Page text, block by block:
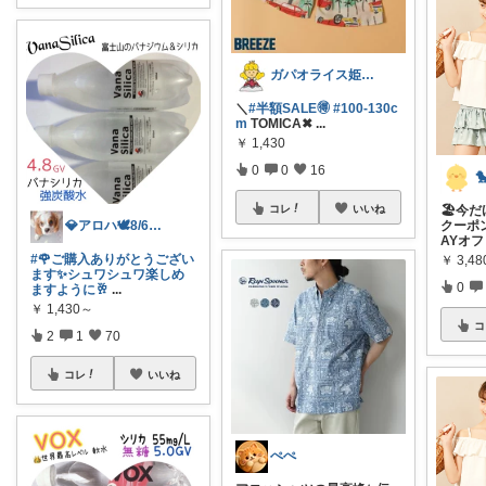
💎アロハ🕊️8/6ありがと✨無添加
#🌹ご購入ありがとうござい
ます✨シュワシュワ楽しめ
ますように🥂 ...
￥ 1,430～
2 1 70
コレ いいね
ガパオライス姫👸🌶️🌶️🌶️
＼#半額SALE🉐 #100-130c
m TOMICA✖ ...
￥ 1,430
0 0 16
コレ いいね
ぺぺ
🏖️今だ
クーポ
AYオフ
￥
0